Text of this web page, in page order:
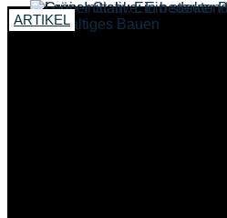
ARTIKEL
ARTIKEL